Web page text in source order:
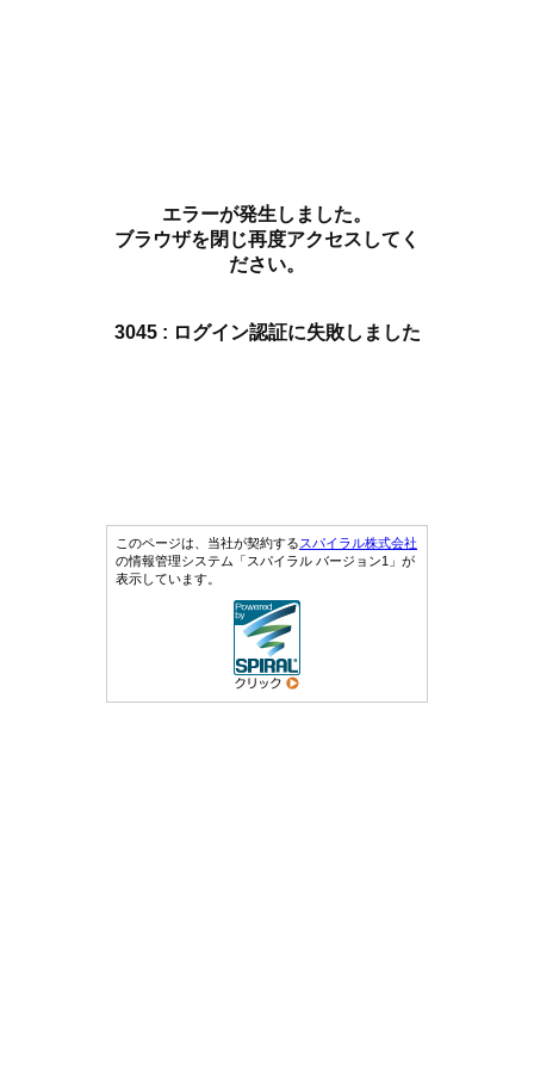
エラーが発生しました。
ブラウザを閉じ再度アクセスしてく
ださい。
3045 : ログイン認証に失敗しました
このページは、当社が契約するスパイラル株式会社
の情報管理システム「スパイラル バージョン1」が
表示しています。